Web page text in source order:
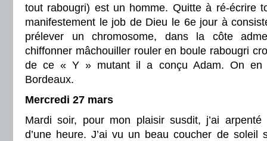
tout rabougri) est un homme. Quitte à ré-écrire
manifestement le job de Dieu le 6e jour à
prélever un chromosome, dans la côte
chiffonner mâchouiller rouler en boule rabougri
de ce « Y » mutant il a conçu Adam. On en
Bordeaux.
Mercredi 27 mars
Mardi soir, pour mon plaisir susdit, j’ai arpenté
d’une heure. J’ai vu un beau coucher de soleil